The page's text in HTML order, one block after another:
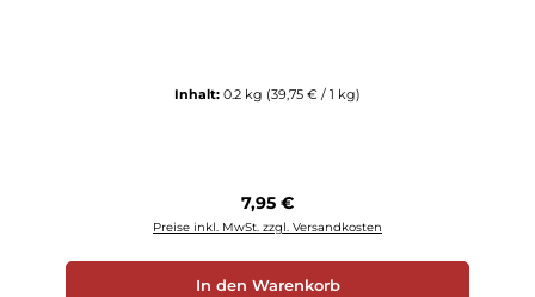
Inhalt: 0.2 kg (39,75 € / 1 kg)
Regulärer Preis:
7,95 €
Preise inkl. MwSt. zzgl. Versandkosten
In den Warenkorb